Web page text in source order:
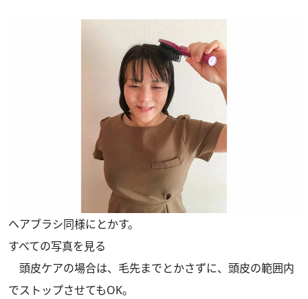
ヘアブラシ同様にとかす。
すべての写真を見る
頭皮ケアの場合は、毛先までとかさずに、頭皮の範囲内
でストップさせてもOK。